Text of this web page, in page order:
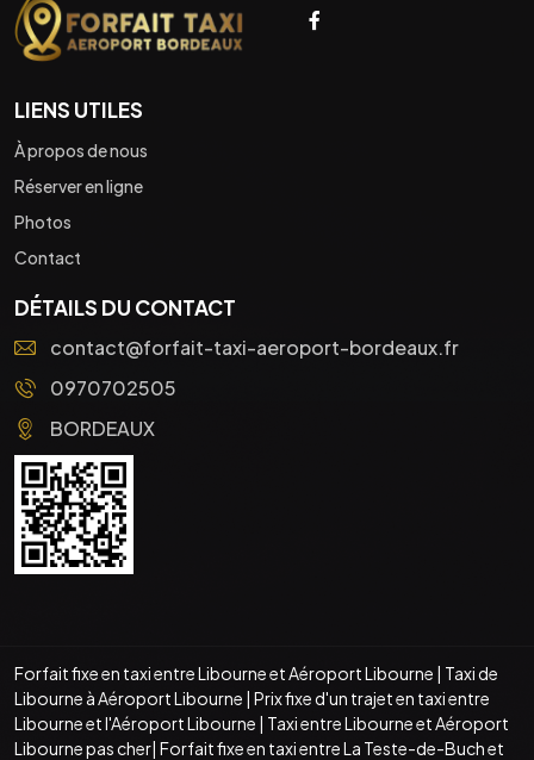
LIENS UTILES
À propos de nous
Réserver en ligne
Photos
Contact
DÉTAILS DU CONTACT
contact@forfait-taxi-aeroport-bordeaux.fr
0970702505
BORDEAUX
Forfait fixe en taxi entre Libourne et Aéroport Libourne | Taxi de
Libourne à Aéroport Libourne | Prix fixe d'un trajet en taxi entre
Libourne et l'Aéroport Libourne | Taxi entre Libourne et Aéroport
Libourne pas cher| Forfait fixe en taxi entre La Teste-de-Buch et